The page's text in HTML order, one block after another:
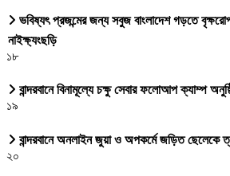
ভবিষ্যৎ প্রজন্মের জন্য সবুজ বাংলাদেশ গড়তে
নাইক্ষ্যংছড়ি
১৮
বান্দরবানে বিনামূল্যে চক্ষু সেবার ফলোআপ ক্যাম্প
১৯
বান্দরবানে অনলাইন জুয়া ও অপকর্মে জড়িত ছেলেকে
২০